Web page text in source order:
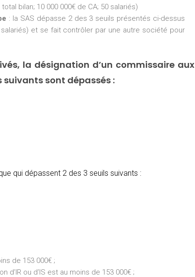
bilan; 10 000 000€ de CA; 50 salariés)
: la SAS dépasse 2 des 3 seuils présentés ci-dessus
salariés) et se fait contrôler par une autre société pour
la désignation d’un commissaire aux
sont dépassés :
qui dépassent 2 des 3 seuils suivants :
de 153 000€ ;
ou d’IS est au moins de 153 000€ ;